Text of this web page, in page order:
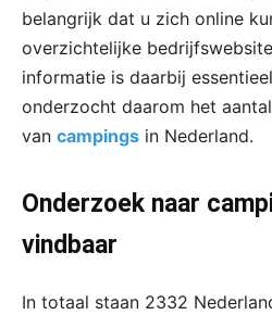
belangrijk dat u zich online
overzichtelijke
informatie is daarbij
onderzocht daarom het
van campings in Nederland.
Onderzoek naar
vindbaar
In totaal staan 2332